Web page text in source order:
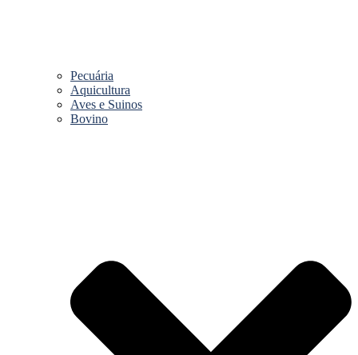
Pecuária
Aquicultura
Aves e Suinos
Bovino